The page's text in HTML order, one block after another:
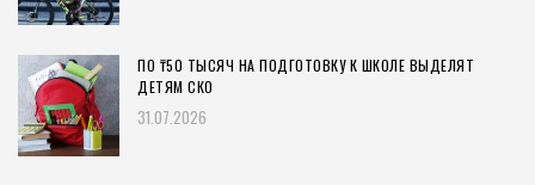
ПО ₸50 ТЫСЯЧ НА ПОДГОТОВКУ К ШКОЛЕ ВЫДЕЛЯТ
ДЕТЯМ СКО
31.07.2026